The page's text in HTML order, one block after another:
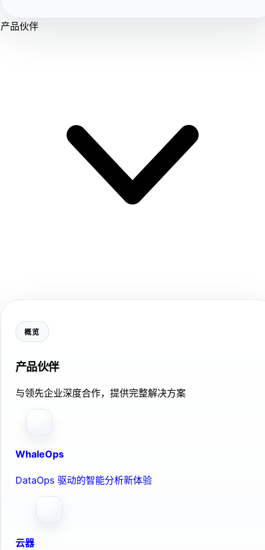
产品伙伴
概览
产品伙伴
与领先企业深度合作，提供完整解决方案
WhaleOps
DataOps 驱动的智能分析新体验
云器